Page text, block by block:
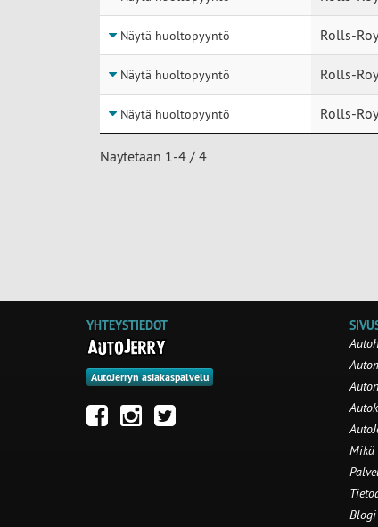
Näytä huoltopyyntö Rolls-
Näytä huoltopyyntö Rolls-
Näytä huoltopyyntö Rolls-
Näytetään 1-4 / 4
YHTEYSTIEDOT
AutoJerryn asiakaspalvelu
Mikä
Blogi